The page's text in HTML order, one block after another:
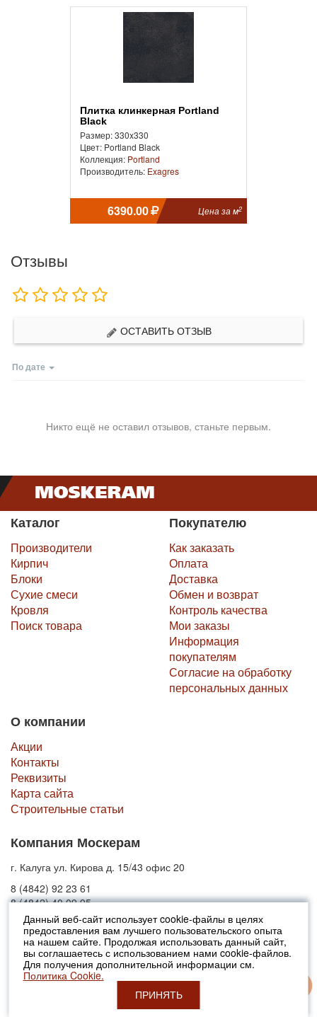
Данный веб-сайт использует cookie-файлы в целях
предоставления вам лучшего пользовательского опыта
на нашем сайте. Продолжая использовать данный сайт,
вы соглашаетесь с использованием нами cookie-файлов.
Для получения дополнительной информации см.
Политика Cookie.
ПРИНЯТЬ
Плитка клинкерная Portland
Black
Размер: 330x330
Цвет: Portland Black
Коллекция: Portland
Производитель: Exagres
6390.00 Цена за м2
Отзывы
ОСТАВИТЬ ОТЗЫВ
По дате
Никто ещё не оставил отзывов, станьте первым.
Каталог
Производители
Кирпич
Блоки
Сухие смеси
Кровля
Поиск товара
Покупателю
Как заказать
Оплата
Доставка
Обмен и возврат
Контроль качества
Мои заказы
Информация
покупателям
Согласие на обработку
персональных данных
О компании
Акции
Контакты
Реквизиты
Карта сайта
Строительные статьи
Компания Москерам
г. Калуга ул. Кирова д. 15/43 офис 20
8 (4842) 92 23 61
8 (4842) 40 09 95
© 2010-2026 Москерам
Указанные на сайте цены не являются публичной офертой (ст.435 ГК
РФ).
Стоимость и наличие товара просьба уточнять в офисах продаж....